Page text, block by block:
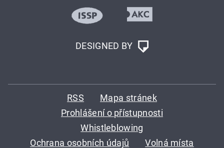
DESIGNED BY
RSS
Mapa stránek
Prohlášení o přístupnosti
Whistleblowing
Ochrana osobních údajů
Volná místa